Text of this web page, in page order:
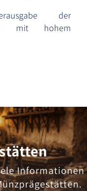
der
mit hohem
Informationen